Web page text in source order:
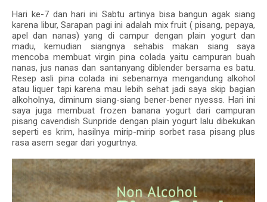
Hari ke-7 dan hari ini Sabtu artinya bisa bangun agak siang
karena libur, Sarapan pagi ini adalah mix fruit ( pisang, pepaya,
apel dan nanas) yang di campur dengan plain yogurt dan
madu, kemudian siangnya sehabis makan siang saya
mencoba membuat virgin pina colada yaitu campuran buah
nanas, jus nanas dan santanyang diblender bersama es batu.
Resep asli pina colada ini sebenarnya mengandung alkohol
atau liquer tapi karena mau lebih sehat jadi saya skip bagian
alkoholnya, diminum siang-siang bener-bener nyesss. Hari ini
saya juga membuat frozen banana yogurt dari campuran
pisang cavendish Sunpride dengan plain yogurt lalu dibekukan
seperti es krim, hasilnya mirip-mirip sorbet rasa pisang plus
rasa asem segar dari yogurtnya.